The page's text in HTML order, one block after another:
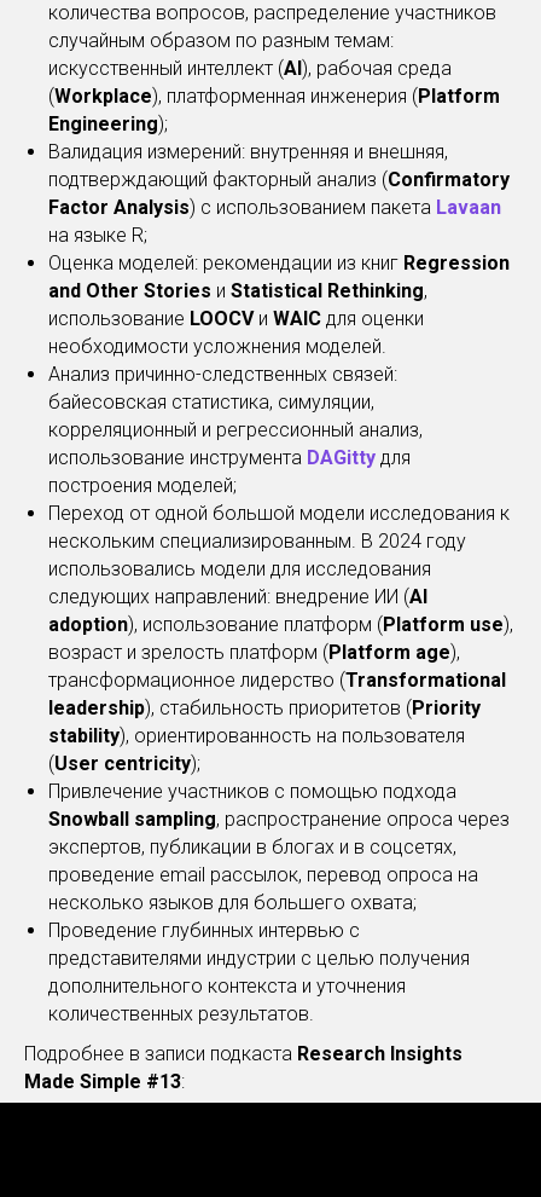
количества вопросов, распределение участников
случайным образом по разным темам:
искусственный интеллект (AI), рабочая среда
(Workplace), платформенная инженерия (Platform
Engineering);
Валидация измерений: внутренняя и внешняя,
подтверждающий факторный анализ (Confirmatory
Factor Analysis) с использованием пакета Lavaan
на языке R;
Оценка моделей: рекомендации из книг Regression
and Other Stories и Statistical Rethinking,
использование LOOCVи WAIC для оценки
необходимости усложнения моделей.
Анализ причинно-следственных связей:
байесовская статистика, симуляции,
корреляционный и регрессионный анализ,
использование инструмента DAGitty для
построения моделей;
Переход от одной большой модели исследования к
нескольким специализированным. В 2024 году
использовались модели для исследования
следующих направлений: внедрение ИИ (AI
adoption), использование платформ (Platform use),
возраст и зрелость платформ (Platform age),
трансформационное лидерство (Transformational
leadership), стабильность приоритетов (Priority
stability), ориентированность на пользователя
(User centricity);
Привлечение участников с помощью подхода
Snowball sampling, распространение опроса через
экспертов, публикации в блогах и в соцсетях,
проведение email рассылок, перевод опроса на
несколько языков для большего охвата;
Проведение глубинных интервью с
представителями индустрии с целью получения
дополнительного контекста и уточнения
количественных результатов.
Подробнее в записи подкаста Research Insights
Made Simple #13: